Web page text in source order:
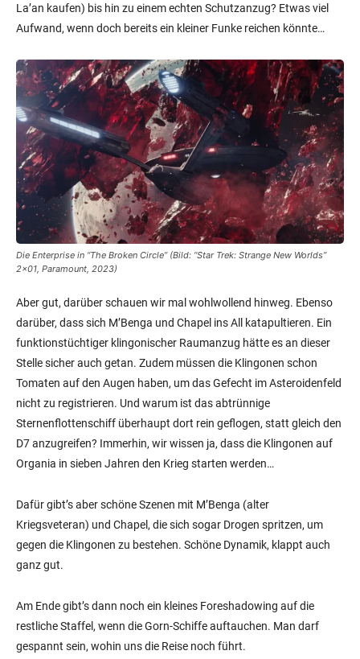
La’an kaufen) bis hin zu einem echten Schutzanzug? Etwas viel
Aufwand, wenn doch bereits ein kleiner Funke reichen könnte…
Die Enterprise in “The Broken Circle” (Bild: “Star Trek: Strange New Worlds”
2×01, Paramount, 2023)
Aber gut, darüber schauen wir mal wohlwollend hinweg. Ebenso
darüber, dass sich M’Benga und Chapel ins All katapultieren. Ein
funktionstüchtiger klingonischer Raumanzug hätte es an dieser
Stelle sicher auch getan. Zudem müssen die Klingonen schon
Tomaten auf den Augen haben, um das Gefecht im Asteroidenfeld
nicht zu registrieren. Und warum ist das abtrünnige
Sternenflottenschiff überhaupt dort rein geflogen, statt gleich den
D7 anzugreifen? Immerhin, wir wissen ja, dass die Klingonen auf
Organia in sieben Jahren den Krieg starten werden…
Dafür gibt’s aber schöne Szenen mit M’Benga (alter
Kriegsveteran) und Chapel, die sich sogar Drogen spritzen, um
gegen die Klingonen zu bestehen. Schöne Dynamik, klappt auch
ganz gut.
Am Ende gibt’s dann noch ein kleines Foreshadowing auf die
restliche Staffel, wenn die Gorn-Schiffe auftauchen. Man darf
gespannt sein, wohin uns die Reise noch führt.